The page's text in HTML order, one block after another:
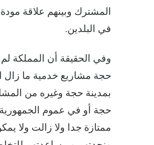
المشترك وبينهم علاقة
في البلدين.
وفي الحقيقة أن المملكة
حجة مشاريع خدمية ما زال
بمدينة حجة وغيره من
حجة أو في عموم الجمهورية
ممتازة جدا ولا زالت ولا